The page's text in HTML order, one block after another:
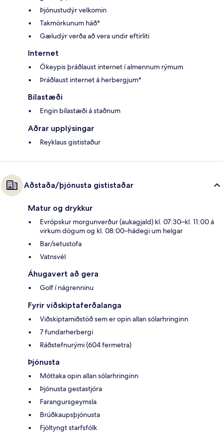
Þjónustudýr velkomin
Takmörkunum háð*
Gæludýr verða að vera undir eftirliti
Internet
Ókeypis þráðlaust internet í almennum rýmum
Þráðlaust internet á herbergjum*
Bílastæði
Engin bílastæði á staðnum
Aðrar upplýsingar
Reyklaus gististaður
Aðstaða/þjónusta gististaðar
Matur og drykkur
Evrópskur morgunverður (aukagjald) kl. 07:30–kl. 11:00 á
virkum dögum og kl. 08:00–hádegi um helgar
Bar/setustofa
Vatnsvél
Áhugavert að gera
Golf í nágrenninu
Fyrir viðskiptaferðalanga
Viðskiptamiðstöð sem er opin allan sólarhringinn
7 fundarherbergi
Ráðstefnurými (604 fermetra)
Þjónusta
Móttaka opin allan sólarhringinn
Þjónusta gestastjóra
Farangursgeymsla
Brúðkaupsþjónusta
Fjöltyngt starfsfólk